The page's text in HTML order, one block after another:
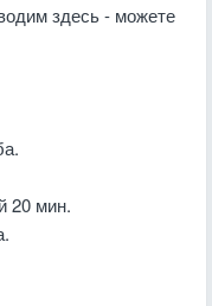
здесь - можете
20 мин.